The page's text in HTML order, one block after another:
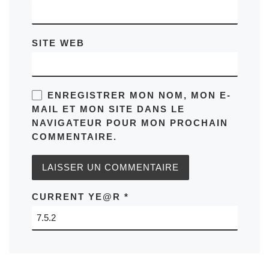
SITE WEB
ENREGISTRER MON NOM, MON E-
MAIL ET MON SITE DANS LE
NAVIGATEUR POUR MON PROCHAIN
COMMENTAIRE.
CURRENT YE@R *